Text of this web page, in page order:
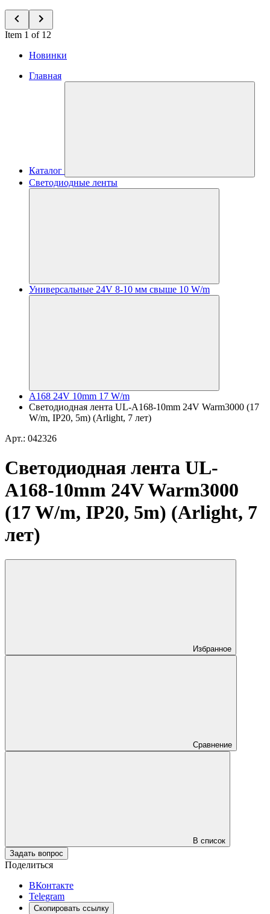
Item 1 of 12
Новинки
Главная
Каталог
Светодиодные ленты
Универсальные 24V 8-10 мм свыше 10 W/m
A168 24V 10mm 17 W/m
Светодиодная лента UL-A168-10mm 24V Warm3000 (17
W/m, IP20, 5m) (Arlight, 7 лет)
Арт.: 042326
Светодиодная лента UL-
A168-10mm 24V Warm3000
(17 W/m, IP20, 5m) (Arlight, 7
лет)
Избранное
Сравнение
В список
Задать вопрос
Поделиться
ВКонтакте
Telegram
Скопировать ссылку